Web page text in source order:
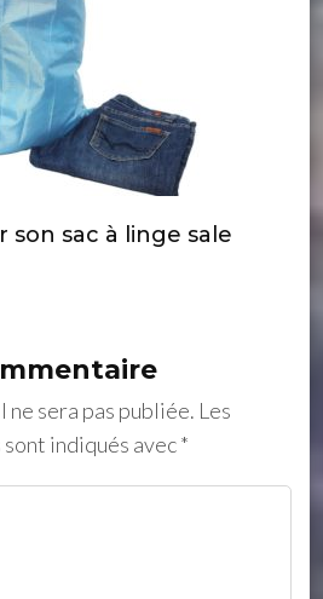
son sac à linge sale
sera pas publiée. Les
indiqués avec*